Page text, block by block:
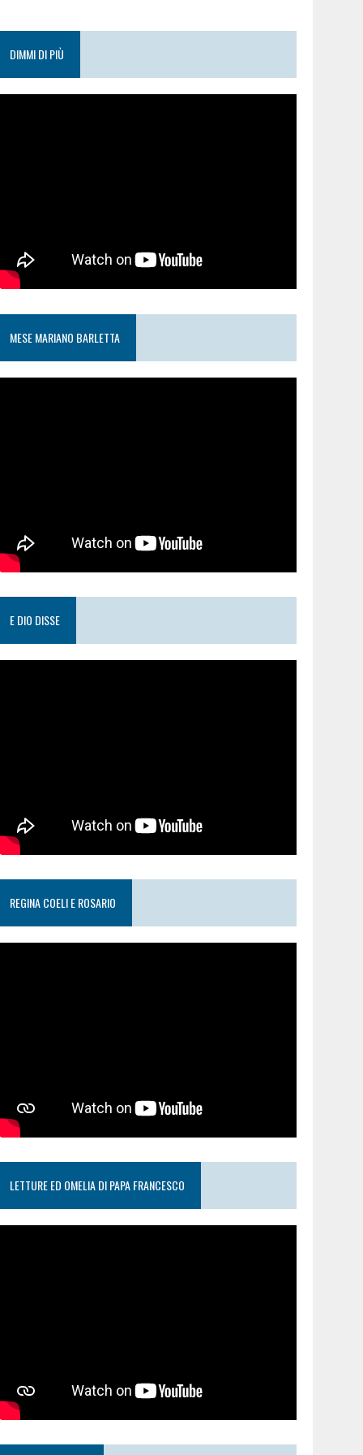
DIMMI DI PIÙ
MESE MARIANO BARLETTA
E DIO DISSE
REGINA COELI E ROSARIO
LETTURE ED OMELIA DI PAPA FRANCESCO